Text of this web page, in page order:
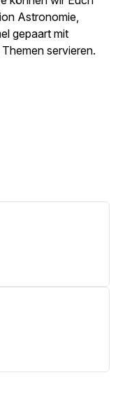
Astronomie,
gepaart mit
servieren.